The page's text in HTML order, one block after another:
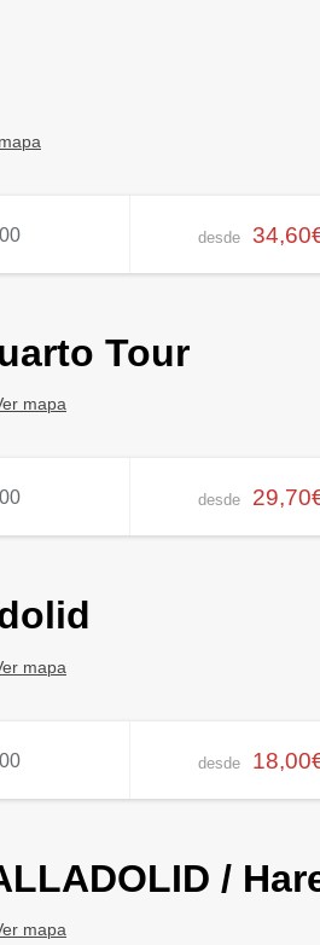
desde
Tour
mapa
desde
mapa
desde
/
mapa